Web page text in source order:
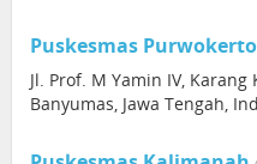
Puskesmas
Jl. Prof. M Yamin IV,
Banyumas, Jawa Tengah,